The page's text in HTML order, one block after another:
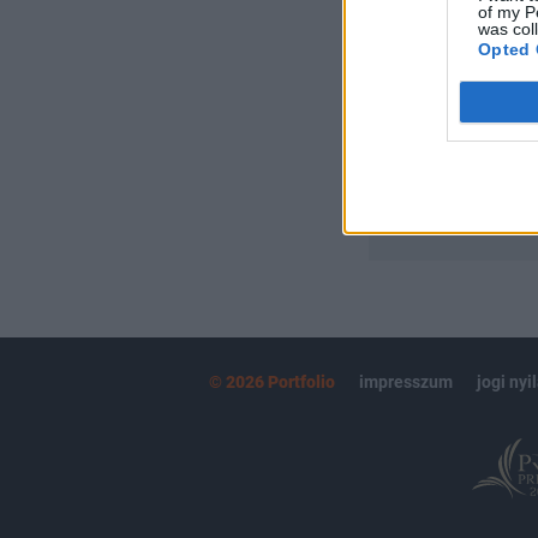
of my
was
Opted
© 2026 Portfolio impresszum jogi